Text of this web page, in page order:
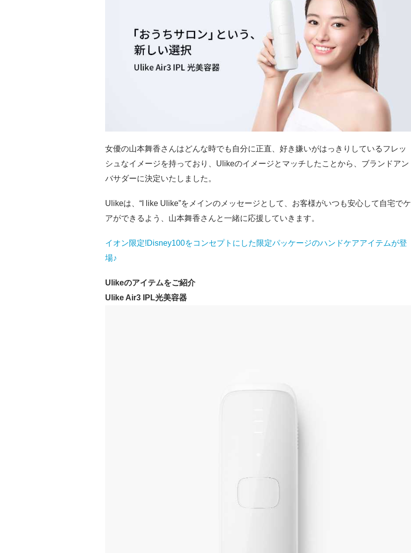
女優の山本舞香さんはどんな時でも自分に正直、好き嫌いがはっきりしているフレッ
シュなイメージを持っており、Ulikeのイメージとマッチしたことから、ブランドアン
バサダーに決定いたしました。
Ulikeは、“I like Ulike”をメインのメッセージとして、お客様がいつも安心して自宅でケ
アができるよう、山本舞香さんと一緒に応援していきます。
イオン限定!Disney100をコンセプトにした限定パッケージのハンドケアアイテムが登
場♪
Ulikeのアイテムをご紹介
Ulike Air3 IPL光美容器